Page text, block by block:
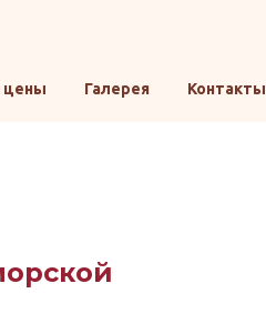
цены Галерея Контакты